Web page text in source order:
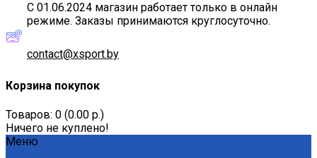
С 01.06.2024 магазин работает только в онлайн
режиме. Заказы принимаются круглосуточно.
contact@xsport.by
Корзина покупок
Товаров: 0 (0.00 р.)
Ничего не куплено!
Меню